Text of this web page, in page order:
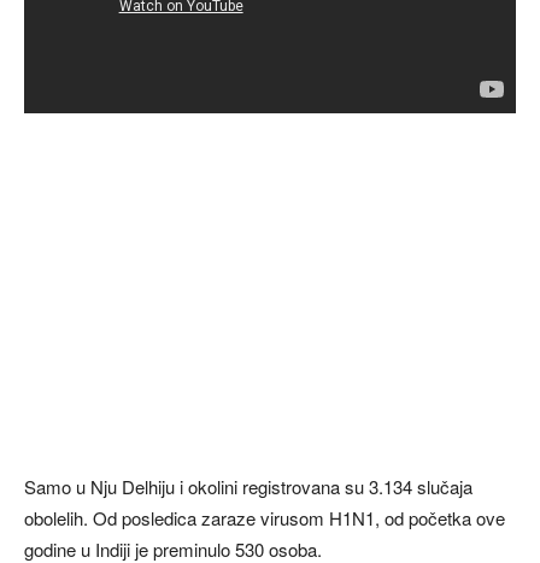
Samo u Nju Delhiju i okolini registrovana su 3.134 slučaja
obolelih. Od posledica zaraze virusom H1N1, od početka ove
godine u Indiji je preminulo 530 osoba.